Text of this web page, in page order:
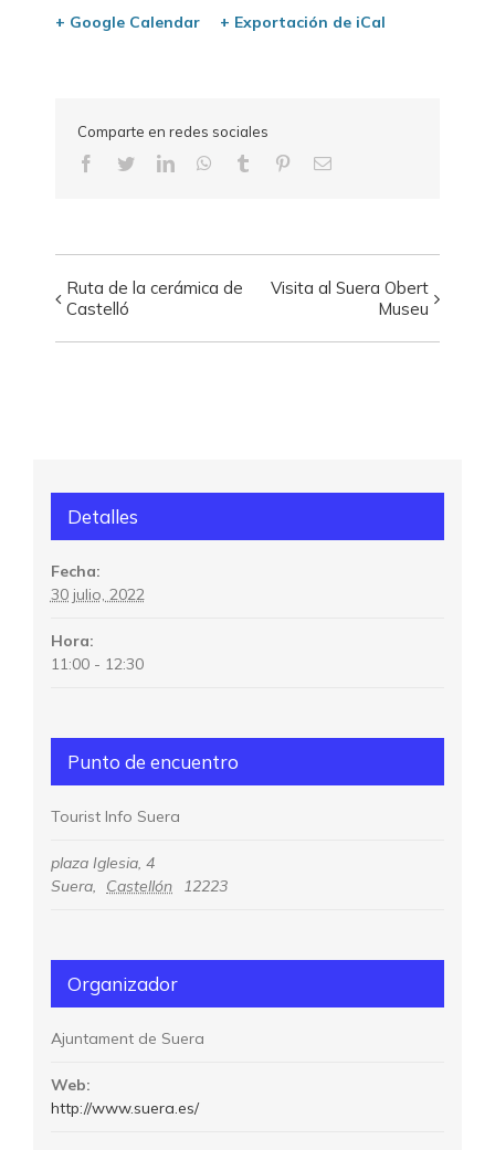
+ Google Calendar + Exportación de iCal
Comparte en redes sociales
Facebook
TwitterLinkedInWhatsApp
Tumblr PinterestCorreo
Navegación
del
Visita
Ruta de la cerámica de
Castelló
Visita al Suera Obert
Museu
Detalles
Fecha:
30 julio, 2022
Hora:
11:00 - 12:30
Punto de encuentro
Tourist Info Suera
plaza Iglesia, 4
Suera, Castellón 12223
Organizador
Ajuntament de Suera
Web:
http://www.suera.es/